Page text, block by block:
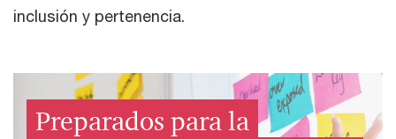
inclusión y pertenencia.
Preparados para la